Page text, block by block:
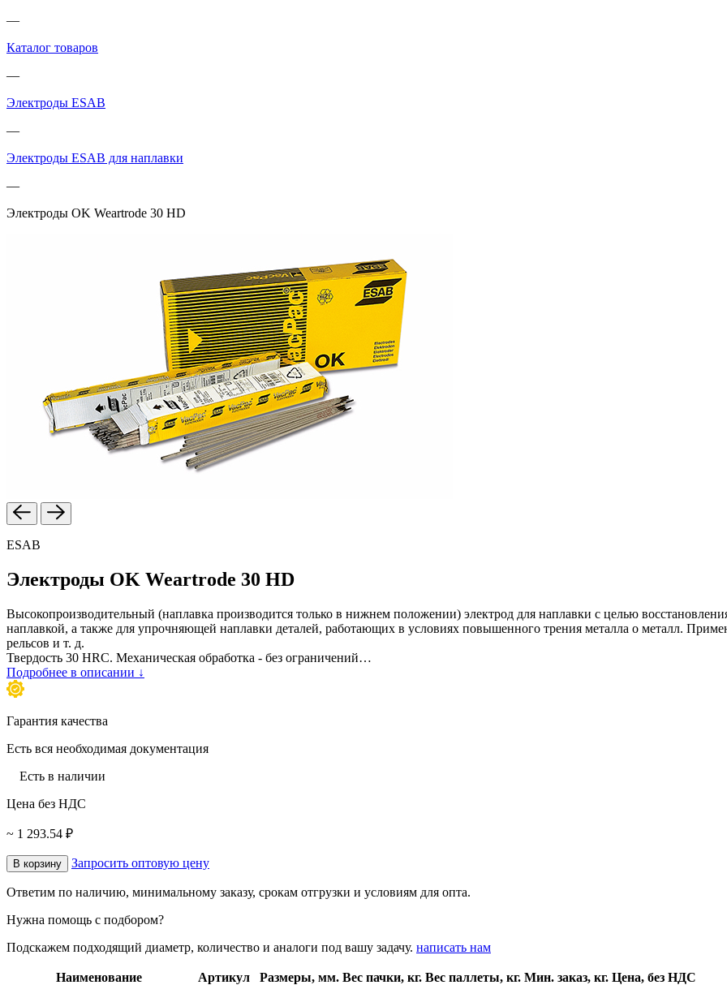
—
Каталог товаров
—
Электроды ESAB
—
Электроды ESAB для наплавки
—
Электроды OK Weartrode 30 HD
ESAB
Электроды OK Weartrode 30 HD
Высокопроизводительный (наплавка производится только в нижнем положении) электрод для наплавки с целью
наплавкой, а также для упрочняющей наплавки деталей, работающих в условиях повышенного трения металла о металл.
рельсов и т. д.
Твердость 30 HRC. Механическая обработка - без ограничений…
Подробнее в описании ↓
Гарантия качества
Есть вся необходимая документация
Есть в наличии
Цена без НДС
~ 1 293.54 ₽
В корзину Запросить оптовую цену
Ответим по наличию, минимальному заказу, срокам отгрузки и условиям для опта.
Нужна помощь с подбором?
Подскажем подходящий диаметр, количество и аналоги под вашу задачу. написать нам
Наименование Артикул Размеры, мм. Вес пачки, кг. Вес паллеты, кг. Мин. заказ, кг. Цена, без НДС